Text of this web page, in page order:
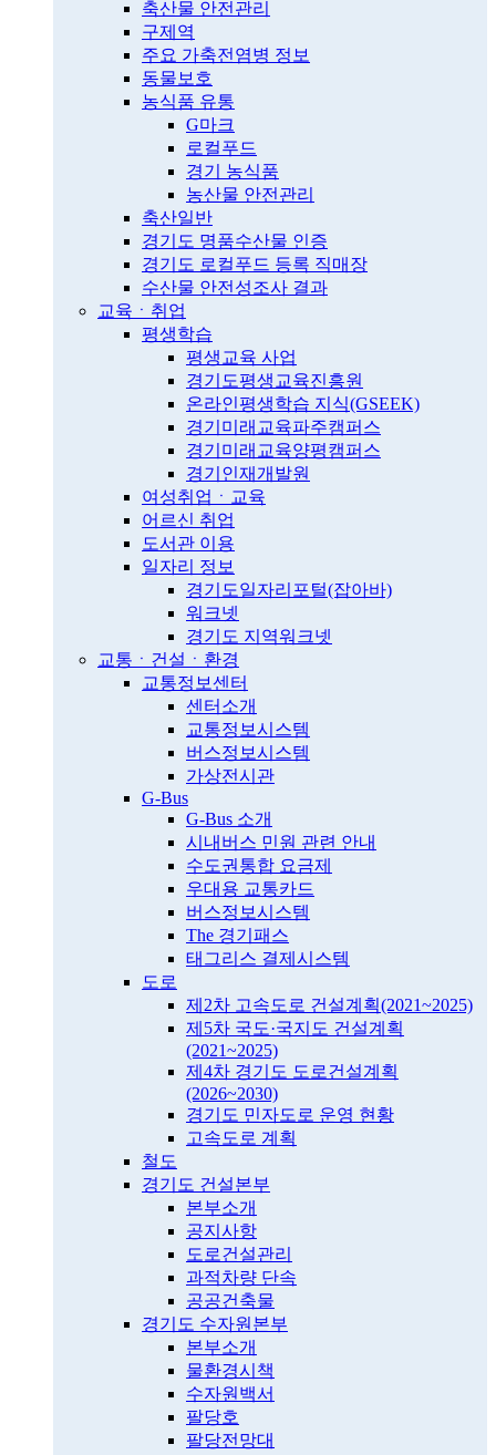
축산물 안전관리
구제역
주요 가축전염병 정보
동물보호
농식품 유통
G마크
로컬푸드
경기 농식품
농산물 안전관리
축산일반
경기도 명품수산물 인증
경기도 로컬푸드 등록 직매장
수산물 안전성조사 결과
교육ㆍ취업
평생학습
평생교육 사업
경기도평생교육진흥원
온라인평생학습 지식(GSEEK)
경기미래교육파주캠퍼스
경기미래교육양평캠퍼스
경기인재개발원
여성취업ㆍ교육
어르신 취업
도서관 이용
일자리 정보
경기도일자리포털(잡아바)
워크넷
경기도 지역워크넷
교통ㆍ건설ㆍ환경
교통정보센터
센터소개
교통정보시스템
버스정보시스템
가상전시관
G-Bus
G-Bus 소개
시내버스 민원 관련 안내
수도권통합 요금제
우대용 교통카드
버스정보시스템
The 경기패스
태그리스 결제시스템
도로
제2차 고속도로 건설계획(2021~2025)
제5차 국도·국지도 건설계획
(2021~2025)
제4차 경기도 도로건설계획
(2026~2030)
경기도 민자도로 운영 현황
고속도로 계획
철도
경기도 건설본부
본부소개
공지사항
도로건설관리
과적차량 단속
공공건축물
경기도 수자원본부
본부소개
물환경시책
수자원백서
팔당호
팔당전망대